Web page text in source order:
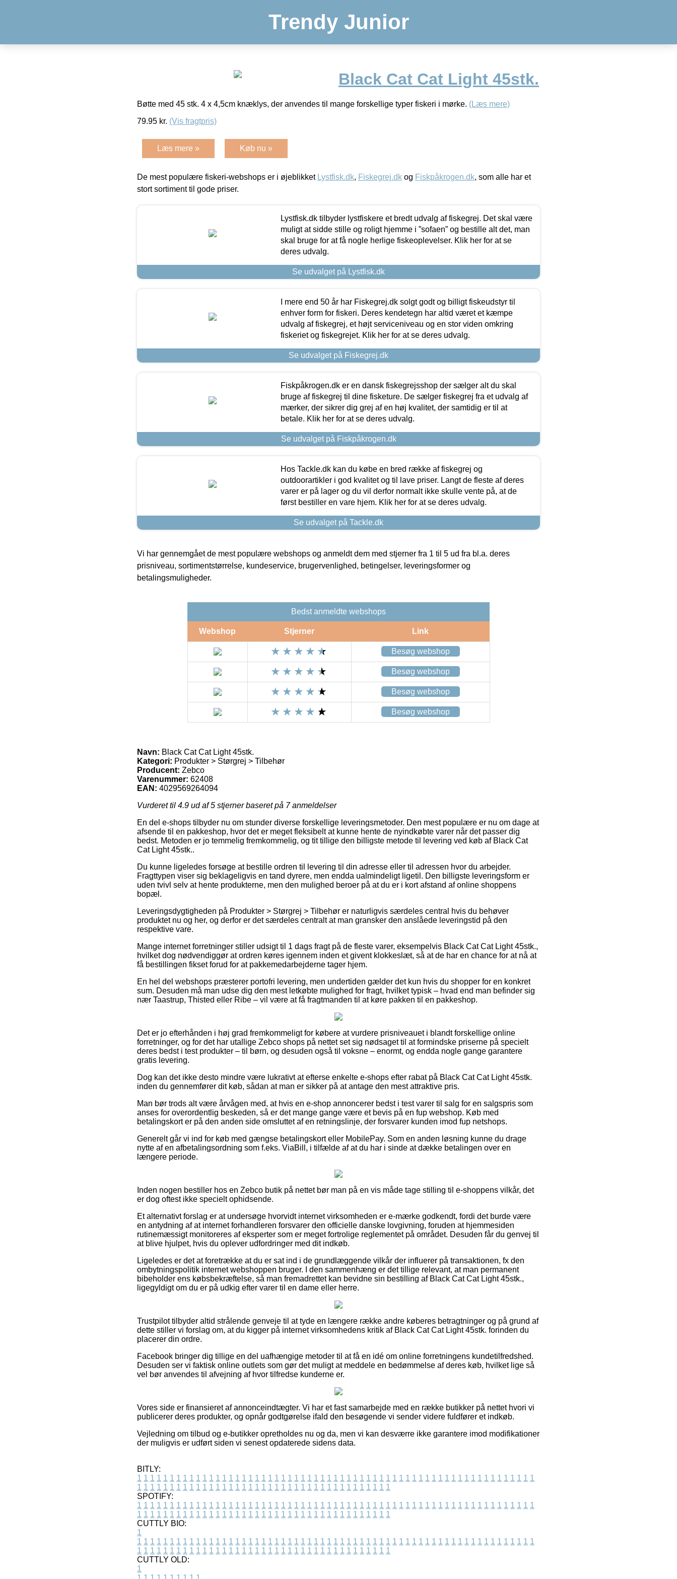
Trendy Junior
Black Cat Cat Light 45stk.
Bøtte med 45 stk. 4 x 4,5cm knæklys, der anvendes til mange forskellige typer fiskeri i mørke. (Læs mere)
79.95 kr. (Vis fragtpris)
Læs mere » Køb nu »
De mest populære fiskeri-webshops er i øjeblikket Lystfisk.dk, Fiskegrej.dk og Fiskpåkrogen.dk, som alle har et
stort sortiment til gode priser.
Lystfisk.dk tilbyder lystfiskere et bredt udvalg af fiskegrej. Det skal være
muligt at sidde stille og roligt hjemme i ”sofaen” og bestille alt det, man
skal bruge for at få nogle herlige fiskeoplevelser. Klik her for at se
deres udvalg.
Se udvalget på Lystfisk.dk
I mere end 50 år har Fiskegrej.dk solgt godt og billigt fiskeudstyr til
enhver form for fiskeri. Deres kendetegn har altid været et kæmpe
udvalg af fiskegrej, et højt serviceniveau og en stor viden omkring
fiskeriet og fiskegrejet. Klik her for at se deres udvalg.
Se udvalget på Fiskegrej.dk
Fiskpåkrogen.dk er en dansk fiskegrejsshop der sælger alt du skal
bruge af fiskegrej til dine fisketure. De sælger fiskegrej fra et udvalg af
mærker, der sikrer dig grej af en høj kvalitet, der samtidig er til at
betale. Klik her for at se deres udvalg.
Se udvalget på Fiskpåkrogen.dk
Hos Tackle.dk kan du købe en bred række af fiskegrej og
outdoorartikler i god kvalitet og til lave priser. Langt de fleste af deres
varer er på lager og du vil derfor normalt ikke skulle vente på, at de
først bestiller en vare hjem. Klik her for at se deres udvalg.
Se udvalget på Tackle.dk
Vi har gennemgået de mest populære webshops og anmeldt dem med stjerner fra 1 til 5 ud fra bl.a. deres
prisniveau, sortimentstørrelse, kundeservice, brugervenlighed, betingelser, leveringsformer og
betalingsmuligheder.
Bedst anmeldte webshops
Webshop Stjerner Link
Besøg webshop
Besøg webshop
Besøg webshop
Besøg webshop
Navn: Black Cat Cat Light 45stk.
Kategori: Produkter > Størgrej > Tilbehør
Producent: Zebco
Varenummer: 62408
EAN: 4029569264094
Vurderet til 4.9 ud af 5 stjerner baseret på 7anmeldelser
En del e-shops tilbyder nu om stunder diverse forskellige leveringsmetoder. Den mest populære er nu om dage at
afsende til en pakkeshop, hvor det er meget fleksibelt at kunne hente de nyindkøbte varer når det passer dig
bedst. Metoden er jo temmelig fremkommelig, og tit tillige den billigste metode til levering ved køb af Black Cat
Cat Light 45stk..
Du kunne ligeledes forsøge at bestille ordren til levering til din adresse eller til adressen hvor du arbejder.
Fragttypen viser sig beklageligvis en tand dyrere, men endda ualmindeligt ligetil. Den billigste leveringsform er
uden tvivl selv at hente produkterne, men den mulighed beroer på at du er i kort afstand af online shoppens
bopæl.
Leveringsdygtigheden på Produkter > Størgrej > Tilbehør er naturligvis særdeles central hvis du behøver
produktet nu og her, og derfor er det særdeles centralt at man gransker den anslåede leveringstid på den
respektive vare.
Mange internet forretninger stiller udsigt til 1 dags fragt på de fleste varer, eksempelvis Black Cat Cat Light 45stk.,
hvilket dog nødvendiggør at ordren køres igennem inden et givent klokkeslæt, så at de har en chance for at nå at
få bestillingen fikset forud for at pakkemedarbejderne tager hjem.
En hel del webshops præsterer portofri levering, men undertiden gælder det kun hvis du shopper for en konkret
sum. Desuden må man udse dig den mest letkøbte mulighed for fragt, hvilket typisk – hvad end man befinder sig
nær Taastrup, Thisted eller Ribe – vil være at få fragtmanden til at køre pakken til en pakkeshop.
Det er jo efterhånden i høj grad fremkommeligt for købere at vurdere prisniveauet i blandt forskellige online
forretninger, og for det har utallige Zebco shops på nettet set sig nødsaget til at formindske priserne på specielt
deres bedst i test produkter – til børn, og desuden også til voksne – enormt, og endda nogle gange garantere
gratis levering.
Dog kan det ikke desto mindre være lukrativt at efterse enkelte e-shops efter rabat på Black Cat Cat Light 45stk.
inden du gennemfører dit køb, sådan at man er sikker på at antage den mest attraktive pris.
Man bør trods alt være årvågen med, at hvis en e-shop annoncerer bedst i test varer til salg for en salgspris som
anses for overordentlig beskeden, så er det mange gange være et bevis på en fup webshop. Køb med
betalingskort er på den anden side omsluttet af en retningslinje, der forsvarer kunden imod fup netshops.
Generelt går vi ind for køb med gængse betalingskort eller MobilePay. Som en anden løsning kunne du drage
nytte af en afbetalingsordning som f.eks. ViaBill, i tilfælde af at du har i sinde at dække betalingen over en
længere periode.
Inden nogen bestiller hos en Zebco butik på nettet bør man på en vis måde tage stilling til e-shoppens vilkår, det
er dog oftest ikke specielt ophidsende.
Et alternativt forslag er at undersøge hvorvidt internet virksomheden er e-mærke godkendt, fordi det burde være
en antydning af at internet forhandleren forsvarer den officielle danske lovgivning, foruden at hjemmesiden
rutinemæssigt monitoreres af eksperter som er meget fortrolige reglementet på området. Desuden får du genvej til
at blive hjulpet, hvis du oplever udfordringer med dit indkøb.
Ligeledes er det at foretrække at du er sat ind i de grundlæggende vilkår der influerer på transaktionen, fx den
ombytningspolitik internet webshoppen bruger. I den sammenhæng er det tillige relevant, at man permanent
bibeholder ens købsbekræftelse, så man fremadrettet kan bevidne sin bestilling af Black Cat Cat Light 45stk.,
ligegyldigt om du er på udkig efter varer til en dame eller herre.
Trustpilot tilbyder altid strålende genveje til at tyde en længere række andre køberes betragtninger og på grund af
dette stiller vi forslag om, at du kigger på internet virksomhedens kritik af Black Cat Cat Light 45stk. forinden du
placerer din ordre.
Facebook bringer dig tillige en del uafhængige metoder til at få en idé om online forretningens kundetilfredshed.
Desuden ser vi faktisk online outlets som gør det muligt at meddele en bedømmelse af deres køb, hvilket lige så
vel bør anvendes til afvejning af hvor tilfredse kunderne er.
Vores side er finansieret af annonceindtægter. Vi har et fast samarbejde med en række butikker på nettet hvori vi
publicerer deres produkter, og opnår godtgørelse ifald den besøgende vi sender videre fuldfører et indkøb.
Vejledning om tilbud og e-butikker opretholdes nu og da, men vi kan desværre ikke garantere imod modifikationer
der muligvis er udført siden vi senest opdaterede sidens data.
BITLY:
1 1 1 1 1 1 1 1 1 1 1 1 1 1 1 1 1 1 1 1 1 1 1 1 1 1 1 1 1 1 1 1 1 1 1 1 1 1 1 1 1 1 1 1 1 1 1 1 1 1 1 1 1 1 1 1 1 1 1 1 1
1 1 1 1 1 1 1 1 1 1 1 1 1 1 1 1 1 1 1 1 1 1 1 1 1 1 1 1 1 1 1 1 1 1 1 1 1 1 1
SPOTIFY:
1 1 1 1 1 1 1 1 1 1 1 1 1 1 1 1 1 1 1 1 1 1 1 1 1 1 1 1 1 1 1 1 1 1 1 1 1 1 1 1 1 1 1 1 1 1 1 1 1 1 1 1 1 1 1 1 1 1 1 1 1
1 1 1 1 1 1 1 1 1 1 1 1 1 1 1 1 1 1 1 1 1 1 1 1 1 1 1 1 1 1 1 1 1 1 1 1 1 1 1
CUTTLY BIO:
1
1 1 1 1 1 1 1 1 1 1 1 1 1 1 1 1 1 1 1 1 1 1 1 1 1 1 1 1 1 1 1 1 1 1 1 1 1 1 1 1 1 1 1 1 1 1 1 1 1 1 1 1 1 1 1 1 1 1 1 1 1
1 1 1 1 1 1 1 1 1 1 1 1 1 1 1 1 1 1 1 1 1 1 1 1 1 1 1 1 1 1 1 1 1 1 1 1 1 1 1
CUTTLY OLD:
1